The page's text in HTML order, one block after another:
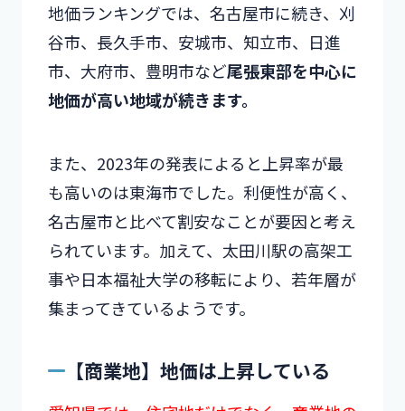
地価ランキングでは、名古屋市に続き、刈
谷市、長久手市、安城市、知立市、日進
市、大府市、豊明市など尾張東部を中心に
地価が高い地域が続きます。
また、2023年の発表によると上昇率が最
も高いのは東海市でした。利便性が高く、
名古屋市と比べて割安なことが要因と考え
られています。加えて、太田川駅の高架工
事や日本福祉大学の移転により、若年層が
集まってきているようです。
【商業地】地価は上昇している